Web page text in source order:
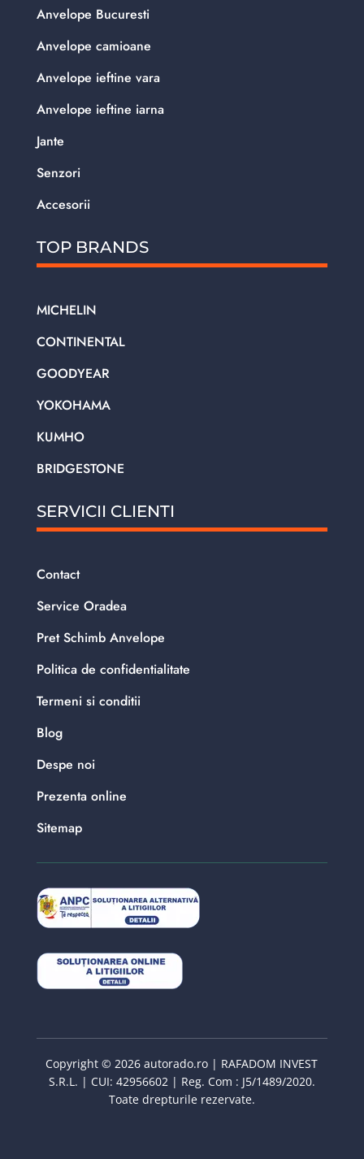
Anvelope Bucuresti
Anvelope camioane
Anvelope ieftine vara
Anvelope ieftine iarna
Jante
Senzori
Accesorii
TOP BRANDS
MICHELIN
CONTINENTAL
GOODYEAR
YOKOHAMA
KUMHO
BRIDGESTONE
SERVICII CLIENTI
Contact
Service Oradea
Pret Schimb Anvelope
Politica de confidentialitate
Termeni si conditii
Blog
Despe noi
Prezenta online
Sitemap
Copyright © 2026 autorado.ro | RAFADOM INVEST
S.R.L. | CUI: 42956602 | Reg. Com : J5/1489/2020.
Toate drepturile rezervate.